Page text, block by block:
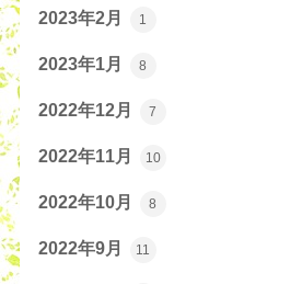
2023年2月 1
2023年1月 8
2022年12月 7
2022年11月 10
2022年10月 8
2022年9月 11